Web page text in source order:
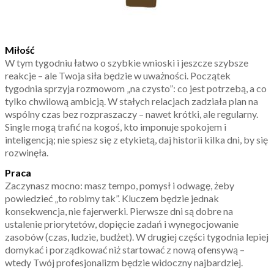
Miłość
W tym tygodniu łatwo o szybkie wnioski i jeszcze szybsze
reakcje – ale Twoja siła będzie w uważności. Początek
tygodnia sprzyja rozmowom „na czysto”: co jest potrzebą, a co
tylko chwilową ambicją. W stałych relacjach zadziała plan na
wspólny czas bez rozpraszaczy – nawet krótki, ale regularny.
Single mogą trafić na kogoś, kto imponuje spokojem i
inteligencją; nie spiesz się z etykietą, daj historii kilka dni, by się
rozwinęła.
Praca
Zaczynasz mocno: masz tempo, pomysł i odwagę, żeby
powiedzieć „to robimy tak”. Kluczem będzie jednak
konsekwencja, nie fajerwerki. Pierwsze dni są dobre na
ustalenie priorytetów, dopięcie zadań i wynegocjowanie
zasobów (czas, ludzie, budżet). W drugiej części tygodnia lepiej
domykać i porządkować niż startować z nową ofensywą –
wtedy Twój profesjonalizm będzie widoczny najbardziej.